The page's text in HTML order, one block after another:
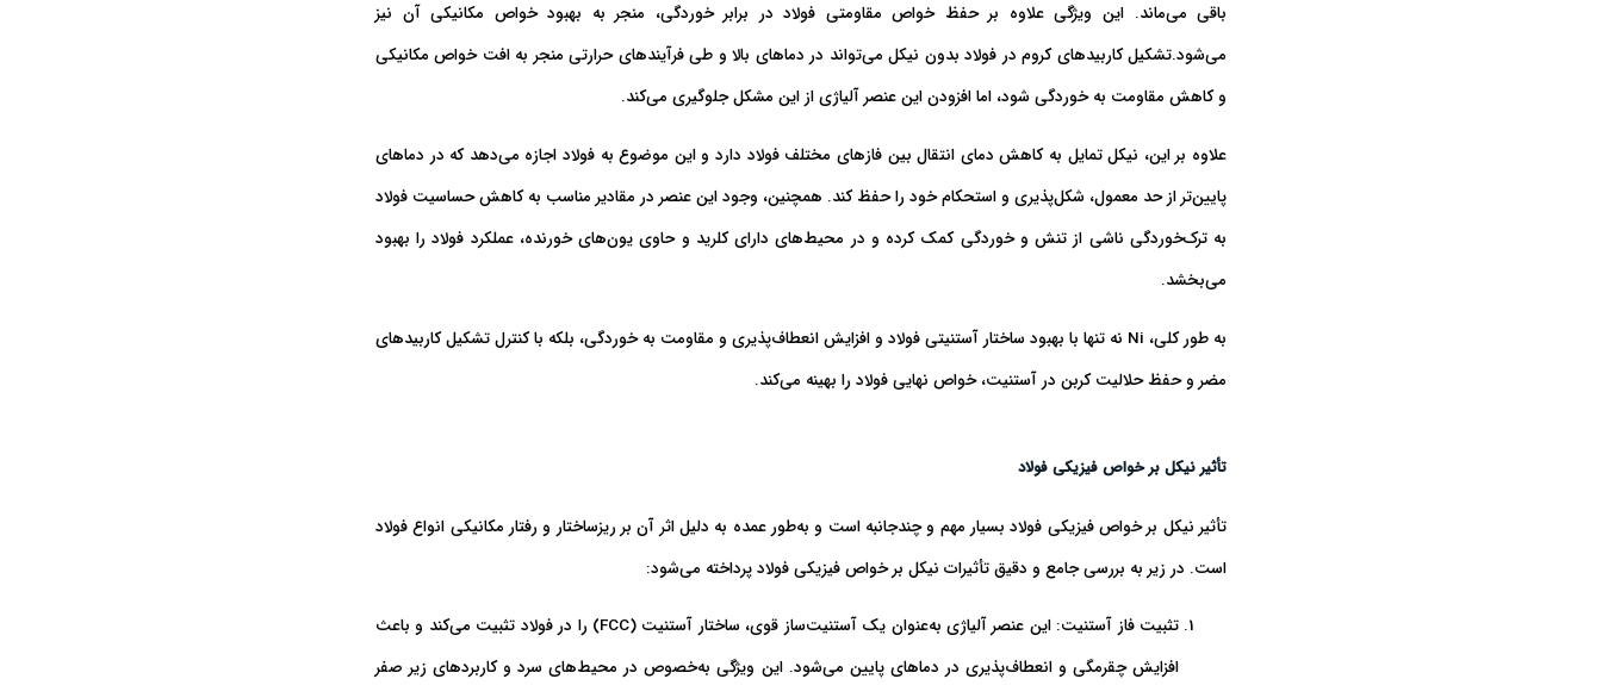
باقی می‌ماند. این ویژگی علاوه بر حفظ خواص مقاومتی فولاد در برابر خوردگی، منجر به بهبود خواص مکانیکی آن نیز
می‌شود.تشکیل کاربیدهای کروم در فولاد بدون نیکل می‌تواند در دماهای بالا و طی فرآیندهای حرارتی منجر به افت خواص مکانیکی
و کاهش مقاومت به خوردگی شود، اما افزودن این عنصر آلیاژی از این مشکل جلوگیری می‌کند.
علاوه بر این، نیکلتمایل به کاهش دمای انتقال بین فازهای مختلف فولاد دارد و این موضوع به فولاد اجازه می‌دهد که در دماهای
پایین‌تر از حد معمول، شکل‌پذیری و استحکام خود را حفظ کند. همچنین، وجود این عنصر در مقادیر مناسب بهکاهش حساسیت فولاد
به ترک‌خوردگی ناشی از تنش و خوردگی کمک کرده و در محیط‌های دارای کلرید و حاوی یون‌های خورنده، عملکرد فولاد را بهبود
می‌بخشد.
به طور کلی، Ni نه تنها با بهبود ساختار آستنیتی فولاد و افزایش انعطاف‌پذیری و مقاومت به خوردگی، بلکه با کنترل تشکیل کاربیدهای
مضر و حفظ حلالیت کربن در آستنیت، خواص نهایی فولاد را بهینه می‌کند.
تأثیر نیکل بر خواص فیزیکی فولاد
تأثیر نیکل بر خواص فیزیکی فولادبسیار مهم و چندجانبه است و به‌طور عمده به دلیل اثر آن بر ریزساختار و رفتار مکانیکی انواع فولاد
است. در زیر به بررسی جامع و دقیق تأثیرات نیکل بر خواص فیزیکی فولاد پرداخته می‌شود:
تثبیت فاز آستنیت
: این عنصر آلیاژی به‌عنوان یک آستنیت‌ساز قوی، ساختار آستنیت (FCC) را در فولاد تثبیت می‌کند و باعث
افزایش چقرمگی و انعطاف‌پذیری در دماهای پایین می‌شود. این ویژگی به‌خصوص در محیط‌های سرد و کاربردهای زیر صفر